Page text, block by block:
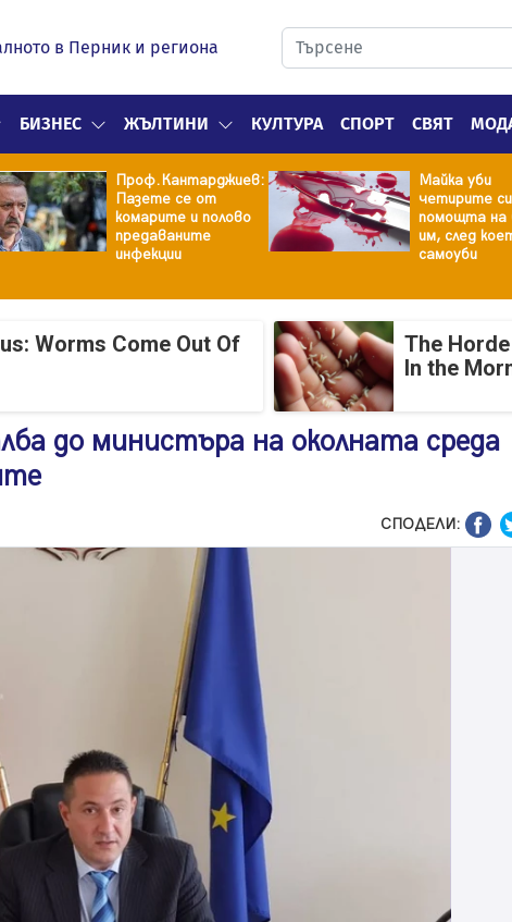
в Перник и региона
БИЗНЕС ЖЪЛТИНИ КУЛТУРА СПОРТ СВЯТ
Проф.Кантарджиев:
Пазете се от
комарите и полово
предаваните
инфекции
Майка уби
четирите
помощта на
им, след
самоуби
Worms Come Out Of
The
In the
до министъра на околната среда
СПОДЕЛИ: